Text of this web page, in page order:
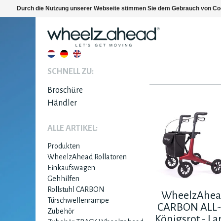
SCHNELL ZU:
Broschüre
Händler
ALLE ARTIKEL:
Produkten
WheelzAhead Rollatoren
Einkaufswagen
Gehhilfen
Rollstuhl CARBON
Türschwellenrampe
Zubehör
CARBON
Durch die Nutzung unserer Webseite stimmen Sie dem Gebrauch von